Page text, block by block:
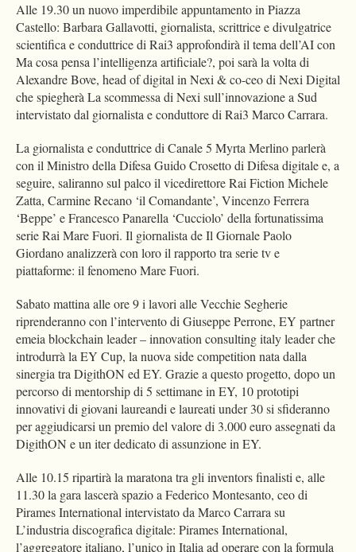
Alle 19.30 un nuovo imperdibile appuntamento in Piazza
Castello: Barbara Gallavotti, giornalista, scrittrice e divulgatrice
scientifica e conduttrice di Rai3 approfondirà il tema dell’AI con
Ma cosa pensa l’intelligenza artificiale?, poi sarà la volta di
Alexandre Bove, head of digital in Nexi & co-ceo di Nexi Digital
che spiegherà La scommessa di Nexi sull’innovazione a Sud
intervistato dal giornalista e conduttore di Rai3 Marco Carrara.
La giornalista e conduttrice di Canale 5 Myrta Merlino parlerà
con il Ministro della Difesa Guido Crosetto di Difesa digitale e, a
seguire, saliranno sul palco il vicedirettore Rai Fiction Michele
Zatta, Carmine Recano ‘il Comandante’, Vincenzo Ferrera
‘Beppe’ e Francesco Panarella ‘Cucciolo’ della fortunatissima
serie Rai Mare Fuori. Il giornalista de Il Giornale Paolo
Giordano analizzerà con loro il rapporto tra serie tv e
piattaforme: il fenomeno Mare Fuori.
Sabato mattina alle ore 9 i lavori alle Vecchie Segherie
riprenderanno con l’intervento di Giuseppe Perrone, EY partner
emeia blockchain leader – innovation consulting italy leader che
introdurrà la EY Cup, la nuova side competition nata dalla
sinergia tra DigithON ed EY. Grazie a questo progetto, dopo un
percorso di mentorship di 5 settimane in EY, 10 prototipi
innovativi di giovani laureandi e laureati under 30 si sfideranno
per aggiudicarsi un premio del valore di 3.000 euro assegnati da
DigithON e un iter dedicato di assunzione in EY.
Alle 10.15 ripartirà la maratona tra gli inventors finalisti e, alle
11.30 la gara lascerà spazio a Federico Montesanto, ceo di
Pirames International intervistato da Marco Carrara su
L’industria discografica digitale: Pirames International,
l’aggregatore italiano, l’unico in Italia ad operare con la formula